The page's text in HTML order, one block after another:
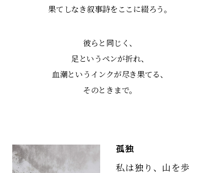
果てしなき叙事詩をここに綴ろう。
彼らと同じく、
足というペンが折れ、
血潮というインクが尽き果てる、
そのときまで。
孤独
私は独り、山を歩